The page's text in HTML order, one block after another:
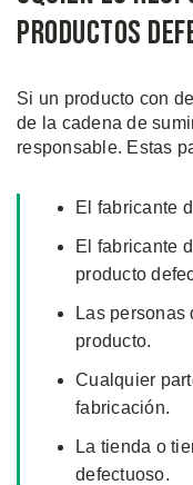
Productos
Si un producto con
de la cadena de
responsable. Estas
El fabricante
El fabricante
producto
Las personas
producto.
Cualquier
fabricación.
La tienda o
defectuoso.